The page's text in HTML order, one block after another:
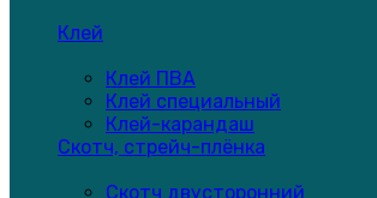
Клей
Клей ПВА
Клей специальный
Клей-карандаш
Скотч, стрейч-плёнка
Скотч двусторонний